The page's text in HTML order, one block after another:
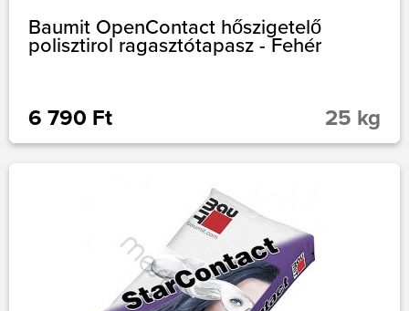
Baumit OpenContact hőszigetelő
polisztirol ragasztótapasz - Fehér
6 790 Ft 25 kg